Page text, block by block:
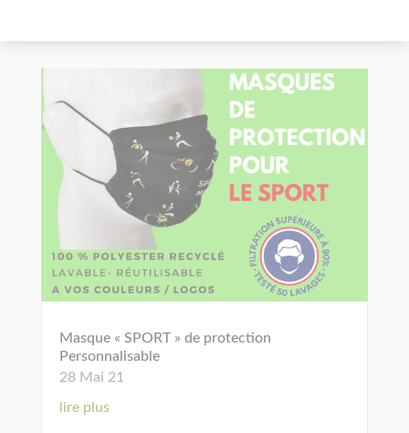
Masque « SPORT » de protection
Personnalisable
28 Mai 21
lire plus